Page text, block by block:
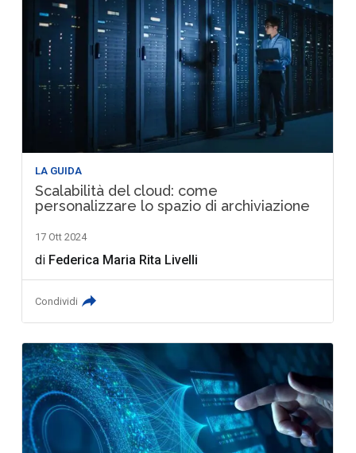
LA GUIDA
Scalabilità del cloud: come
personalizzare lo spazio di archiviazione
17 Ott 2024
di Federica Maria Rita Livelli
Condividi